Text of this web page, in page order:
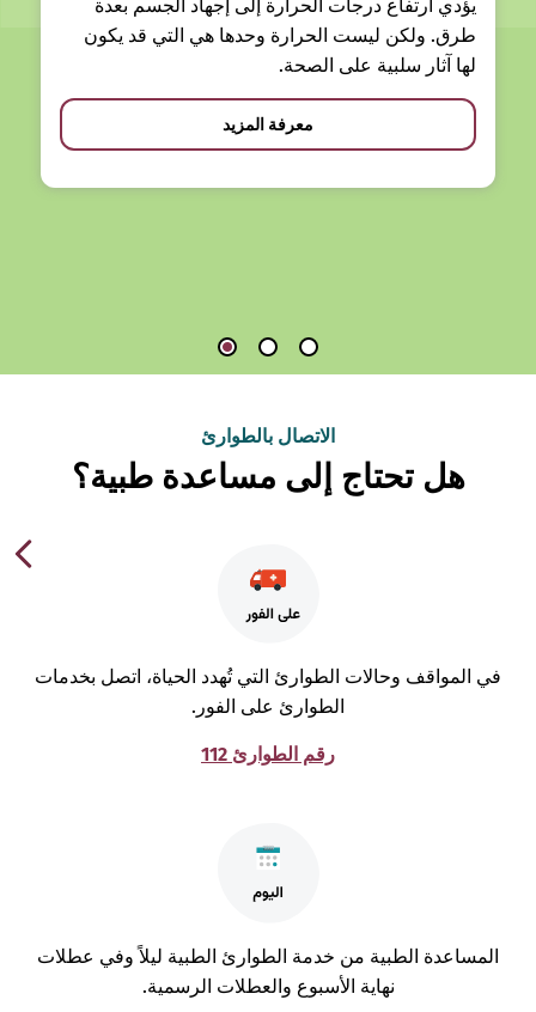
يؤدي ارتفاع درجات الحرارة إلى إجهاد الجسم بعدة
طرق. ولكن ليست الحرارة وحدها هي التي قد يكون
لها آثار سلبية على الصحة.
معرفة المزيد
الاتصال بالطوارئ
هل تحتاج إلى مساعدة طبية؟
المواقف وحالات الطوارئ التي تُهدد الحياة، اتصل بخدمات
الطوارئ على الفور.
رقم الطوارئ 112
الطبية من خدمة الطوارئ الطبية ليلاً وفي عطلات
نهاية الأسبوع والعطلات الرسمية.